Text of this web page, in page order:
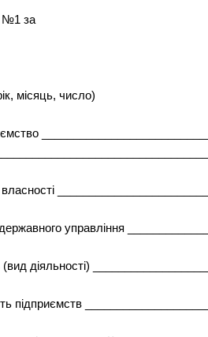
за
місяць, число)
управління
(вид діяльності)
підприємств